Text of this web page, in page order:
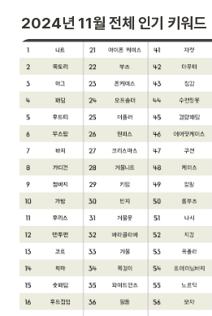
2024년 11월 전체 인기 키워드